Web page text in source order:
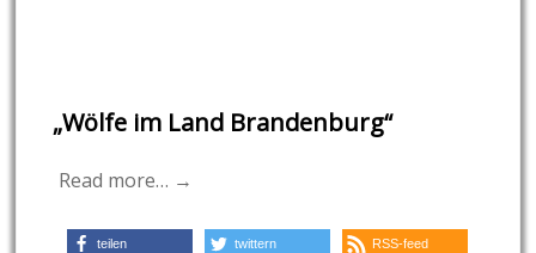
„Wölfe im Land Brandenburg“
Read more… →
teilen twittern RSS-feed